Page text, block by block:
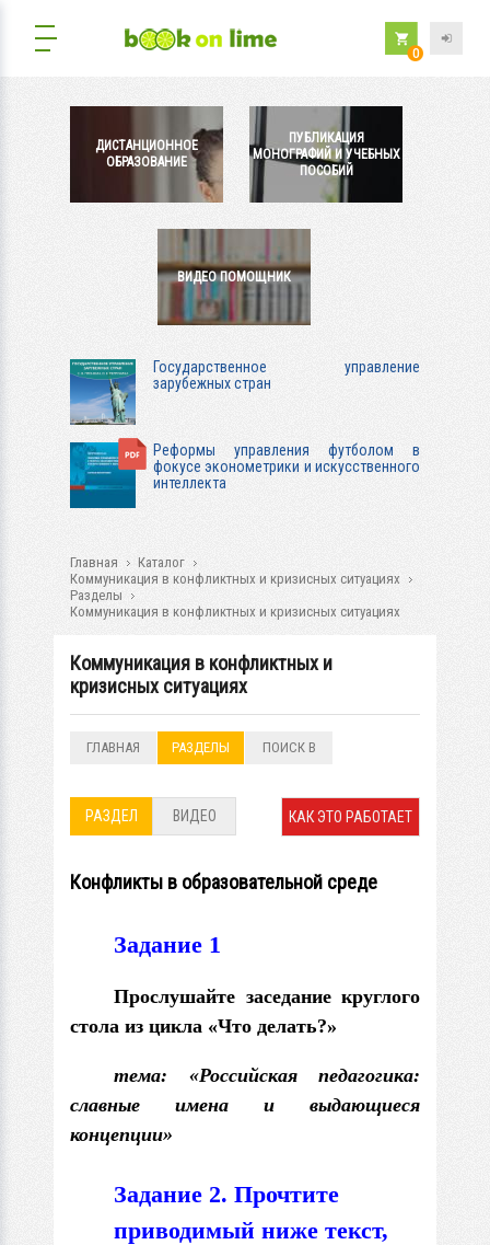
0
ДИСТАНЦИОННОЕ
ОБРАЗОВАНИЕ
ПУБЛИКАЦИЯ
МОНОГРАФИЙ И УЧЕБНЫХ
ПОСОБИЙ
ВИДЕО ПОМОЩНИК
Государственное управление
зарубежных стран
Реформы управления футболом в
фокусе эконометрики и искусственного
интеллекта
Главная
Каталог
Коммуникация в конфликтных и кризисных ситуациях
Разделы
Коммуникация в конфликтных и кризисных ситуациях
Коммуникация в конфликтных и
кризисных ситуациях
ГЛАВНАЯ РАЗДЕЛЫ
ПОИСК В
РАЗДЕЛ ВИДЕО КАК ЭТО РАБОТАЕТ
Конфликты в образовательной среде
Задание 1
Прослушайте заседание круглого
стола из цикла «Что делать?»
тема: «Российская педагогика:
славные имена и выдающиеся
концепции»
Задание 2. Прочтите
приводимый ниже текст,